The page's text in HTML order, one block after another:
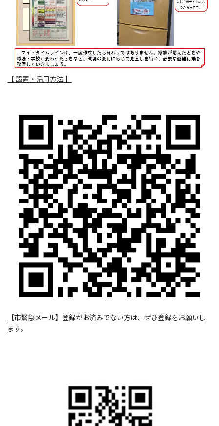
【 設置・活用方法 】
【市緊急メール】登録がお済みでない方は、ぜひ登録をお願いし
ます。